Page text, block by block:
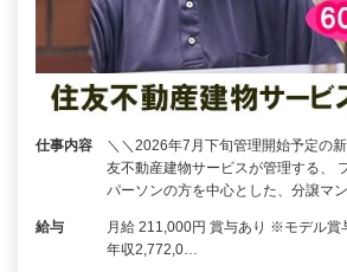
仕事内容
＼＼2026年7月下旬管理開始予定の
友不動産建物サービスが管理する、
パーソンの方を中心とした、分譲マ
給与
月給 211,000円 賞与あり ※モデル賞
年収2,772,0…